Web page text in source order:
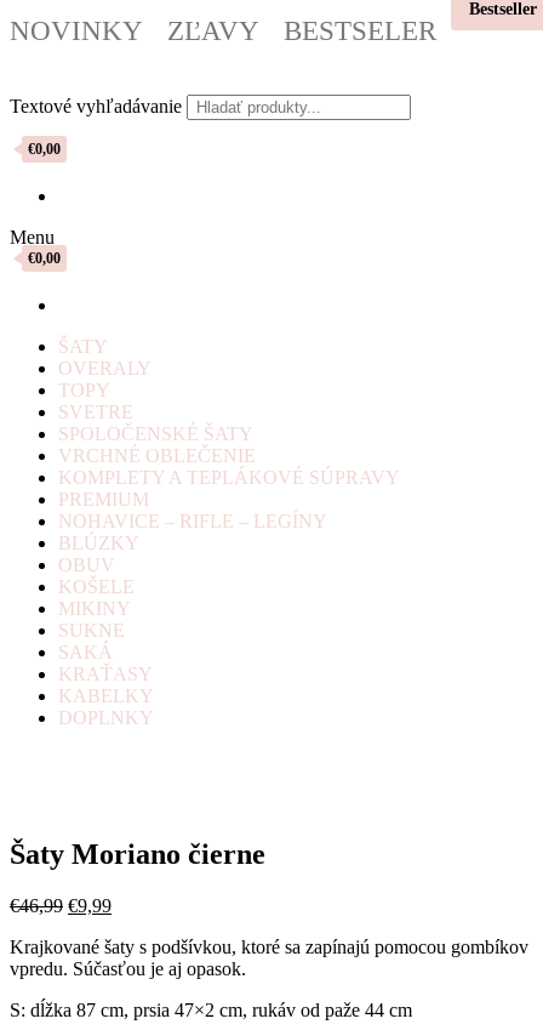
NOVINKY ZĽAVY BESTSELER
Textové vyhľadávanie
€0,00
Menu
€0,00
ŠATY
OVERALY
TOPY
SVETRE
SPOLOČENSKÉ ŠATY
VRCHNÉ OBLEČENIE
KOMPLETY A TEPLÁKOVÉ SÚPRAVY
PREMIUM
NOHAVICE – RIFLE – LEGÍNY
BLÚZKY
OBUV
KOŠELE
MIKINY
SUKNE
SAKÁ
KRAŤASY
KABELKY
DOPLNKY
Šaty Moriano čierne
€46,99 Original
was:
€46,99.
€9,99Current
is:
€9,99.
Krajkované šaty s podšívkou, ktoré sa zapínajú pomocou gombíkov
vpredu. Súčasťou je aj opasok.
S: dĺžka 87 cm, prsia 47×2 cm, rukáv od paže 44 cm
Bestseller